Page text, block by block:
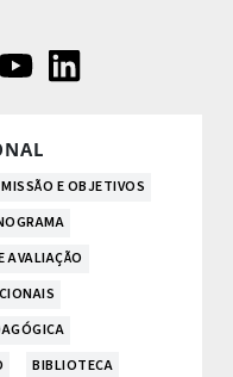
MISSÃO E OBJETIVOS
AVALIAÇÃO
BIBLIOTECA